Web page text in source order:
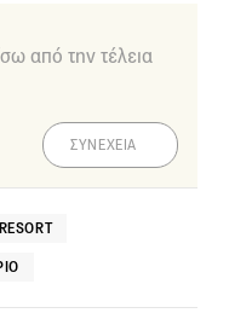
από την τέλεια
ΣΥΝΕΧΕΙΑ